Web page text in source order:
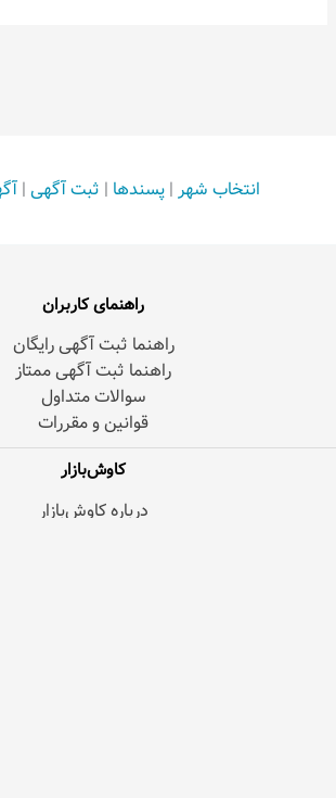
انتخاب شهر | پسندها | ثبت آگهی |
راهنمای کاربران
راهنما ثبت آگهی رایگان
راهنما ثبت آگهی ممتاز
سوالات متداول
قوانین و مقررات
کاوش‌بازار
درباره کاوش‌بازار